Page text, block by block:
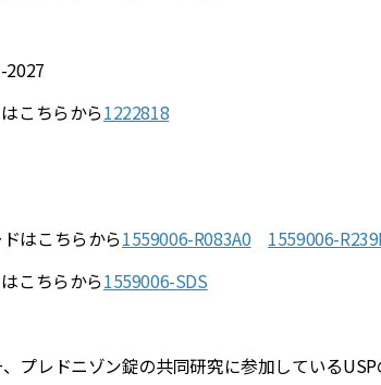
こちらから1222818
はこちらから1559006-R083A0
1559006-
こちらから1559006-SDS
プレドニゾン錠の共同研究に参加している